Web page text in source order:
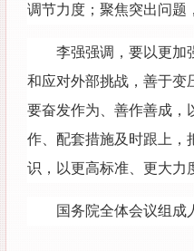
调节力度；聚焦突出问题
李强强调，要以更加
和应对外部挑战，善于变
要奋发作为、善作善成，
作、配套措施及时跟上，
识，以更高标准、更大力
国务院全体会议组成